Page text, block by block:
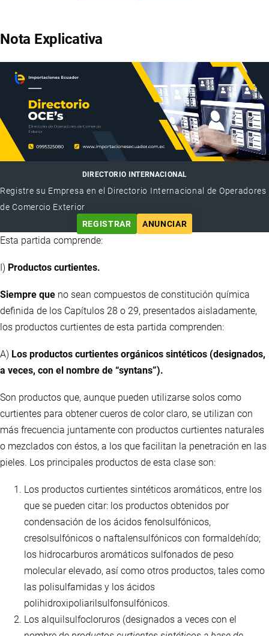
Nota Explicativa
DIRECTORIO INTERNACIONAL
Registre su Empresa en el Directorio Internacional de Operadores
de Comercio Exterior
REGISTRAR
ANUNCIAR
Esta partida comprende:
I) Productos curtientes.
Siempre que no sean compuestos de constitución química
definida de los Capítulos 28 o 29, presentados aisladamente,
los productos curtientes de esta partida comprenden:
A) Los productos curtientes orgánicos sintéticos (designados,
a veces, con el nombre de “syntans”).
Son productos que, aunque pueden utilizarse solos como
curtientes para obtener cueros de color claro, se utilizan con
más frecuencia juntamente con productos curtientes naturales
o mezclados con éstos, a los que facilitan la penetración en las
pieles. Los principales productos de esta clase son:
Los productos curtientes sintéticos aromáticos, entre los
que se pueden citar: los productos obtenidos por
condensación de los ácidos fenolsulfónicos,
cresolsulfónicos o naftalensulfónicos con formaldehído;
los hidrocarburos aromáticos sulfonados de peso
molecular elevado, así como otros productos, tales como
las polisulfamidas y los ácidos
polihidroxipoliarilsulfonsulfónicos.
Los alquilsulfocloruros (designados a veces con el